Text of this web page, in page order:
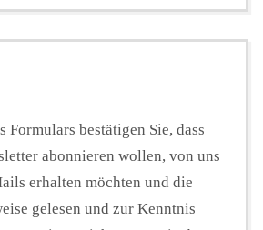
Formulars bestätigen Sie, dass
abonnieren wollen, von uns
erhalten möchten und die
gelesen und zur Kenntnis